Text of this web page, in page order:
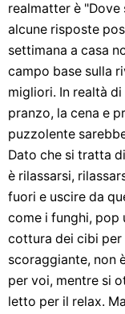
realmatter è "Dove
alcune risposte
settimana a casa
campo base sulla
migliori. In realtà
pranzo, la cena e
puzzolente
Dato che si tratta
è rilassarsi,
fuori e uscire da
come i funghi, pop
cottura dei cibi per
scoraggiante, non
per voi, mentre si
letto per il relax.